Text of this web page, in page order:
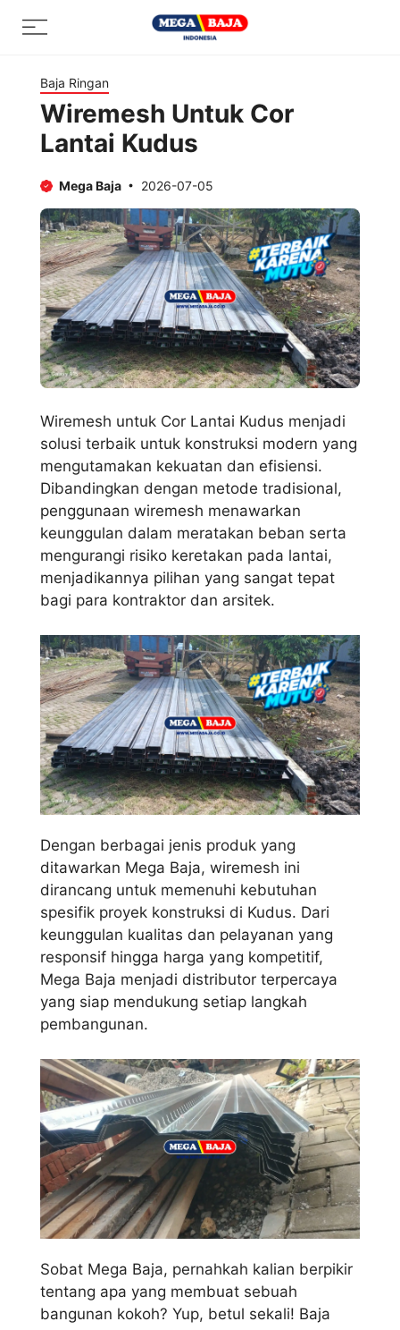
Menu
Baja Ringan
Wiremesh Untuk Cor
Lantai Kudus
Mega Baja 2026-07-05
Wiremesh untuk Cor Lantai Kudus menjadi
solusi terbaik untuk konstruksi modern yang
mengutamakan kekuatan dan efisiensi.
Dibandingkan dengan metode tradisional,
penggunaan wiremesh menawarkan
keunggulan dalam meratakan beban serta
mengurangi risiko keretakan pada lantai,
menjadikannya pilihan yang sangat tepat
bagi para kontraktor dan arsitek.
Dengan berbagai jenis produk yang
ditawarkan Mega Baja, wiremesh ini
dirancang untuk memenuhi kebutuhan
spesifik proyek konstruksi di Kudus. Dari
keunggulan kualitas dan pelayanan yang
responsif hingga harga yang kompetitif,
Mega Baja menjadi distributor terpercaya
yang siap mendukung setiap langkah
pembangunan.
Sobat Mega Baja, pernahkah kalian berpikir
tentang apa yang membuat sebuah
bangunan kokoh? Yup, betul sekali! Baja